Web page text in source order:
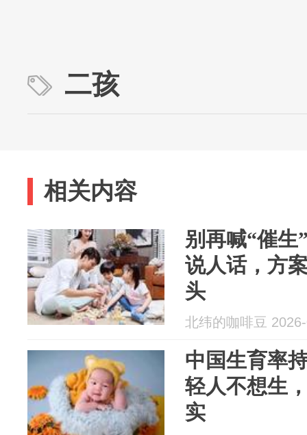
二孩
相关内容
别再喊“催生
说人话，方
头
北纬的咖啡豆
中国生育率
轻人不想生
实